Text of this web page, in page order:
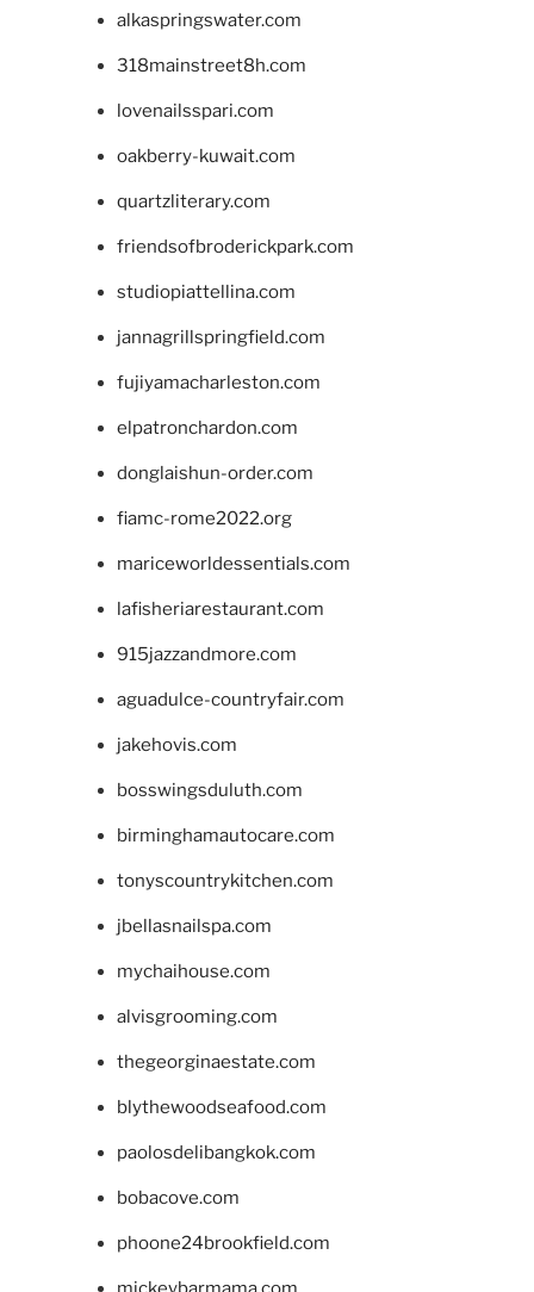
alkaspringswater.com
318mainstreet8h.com
lovenailsspari.com
oakberry-kuwait.com
quartzliterary.com
friendsofbroderickpark.com
studiopiattellina.com
jannagrillspringfield.com
fujiyamacharleston.com
elpatronchardon.com
donglaishun-order.com
fiamc-rome2022.org
mariceworldessentials.com
lafisheriarestaurant.com
915jazzandmore.com
aguadulce-countryfair.com
jakehovis.com
bosswingsduluth.com
birminghamautocare.com
tonyscountrykitchen.com
jbellasnailspa.com
mychaihouse.com
alvisgrooming.com
thegeorginaestate.com
blythewoodseafood.com
paolosdelibangkok.com
bobacove.com
phoone24brookfield.com